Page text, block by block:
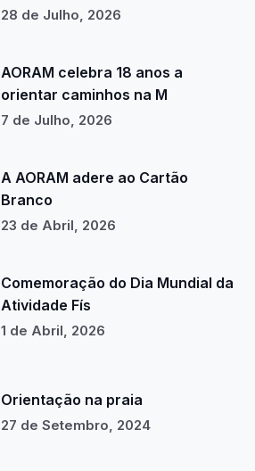
28 de Julho, 2026
AORAM celebra 18 anos a
orientar caminhos na M
7 de Julho, 2026
A AORAM adere ao Cartão
Branco
23 de Abril, 2026
Comemoração do Dia Mundial da
Atividade Fís
1 de Abril, 2026
Orientação na praia
27 de Setembro, 2024